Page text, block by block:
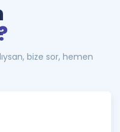
bize sor, hemen